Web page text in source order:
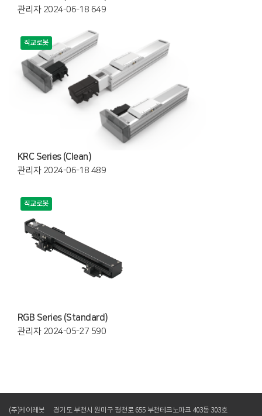
관리자 2024-06-18 649
직교로봇
KRC Series (Clean)
관리자 2024-06-18 489
직교로봇
RGB Series (Standard)
관리자 2024-05-27 590
(주)케이레봇 경기도 부천시 원미구 평천로 655 부천테크노파크 403동 303호